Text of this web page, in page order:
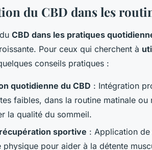
du CBD dans les
CBD dans les pratiques
Pour ceux qui cherchent à
conseils pratiques :
quotidienne du CBD : Intégration
faibles, dans la routine matinale
la qualité du sommeil.
sportive : Application de
physique pour aider à la détente